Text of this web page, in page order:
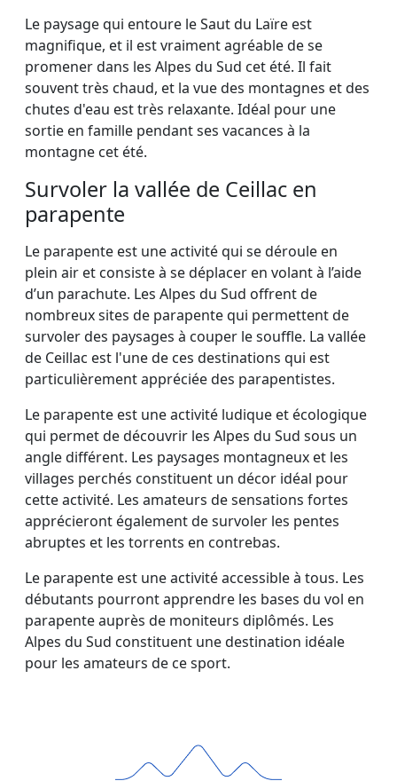
Le paysage qui entoure le Saut du Laïre est
magnifique, et il est vraiment agréable de se
promener dans les Alpes du Sud cet été. Il fait
souvent très chaud, et la vue des montagnes et des
chutes d'eau est très relaxante. Idéal pour une
sortie en famille pendant ses vacances à la
montagne cet été.
Survoler la vallée de Ceillac en
parapente
Le parapente est une activité qui se déroule en
plein air et consiste à se déplacer en volant à l’aide
d’un parachute. Les Alpes du Sud offrent de
nombreux sites de parapente qui permettent de
survoler des paysages à couper le souffle. La vallée
de Ceillac est l'une de ces destinations qui est
particulièrement appréciée des parapentistes.
Le parapente est une activité ludique et écologique
qui permet de découvrir les Alpes du Sud sous un
angle différent. Les paysages montagneux et les
villages perchés constituent un décor idéal pour
cette activité. Les amateurs de sensations fortes
apprécieront également de survoler les pentes
abruptes et les torrents en contrebas.
Le parapente est une activité accessible à tous. Les
débutants pourront apprendre les bases du vol en
parapente auprès de moniteurs diplômés. Les
Alpes du Sud constituent une destination idéale
pour les amateurs de ce sport.